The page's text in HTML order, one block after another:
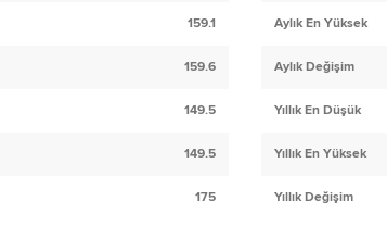
159.1
159.6
149.5
149.5
175
Aylık En Yüksek
Aylık Değişim
Yıllık En Düşük
Yıllık En Yüksek
Yıllık Değişim